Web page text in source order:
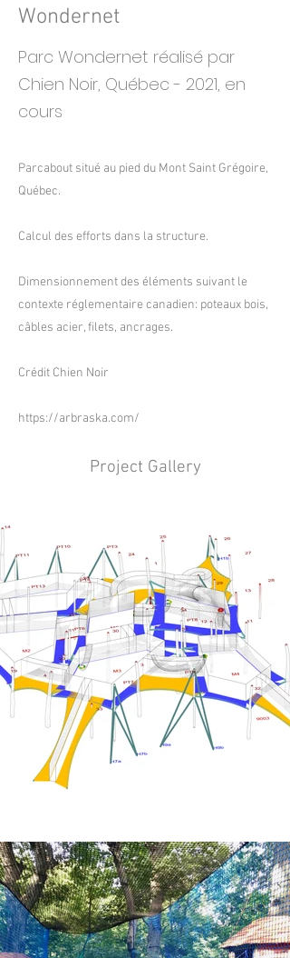
Wondernet
Parc Wondernet réalisé par
Chien Noir, Québec - 2021, en
cours
Parcabout situé au pied du Mont Saint Grégoire,
Québec.
Calcul des efforts dans la structure.
Dimensionnement des éléments suivant le
contexte réglementaire canadien: poteaux bois,
câbles acier, filets, ancrages.
Crédit Chien Noir
https://arbraska.com/
Project Gallery